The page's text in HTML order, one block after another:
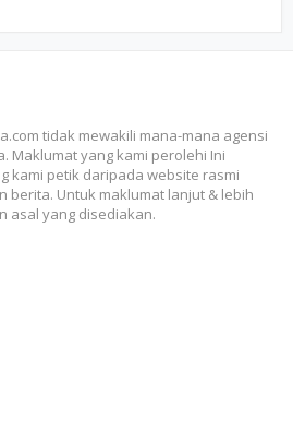
tidak mewakili mana-mana agensi
Maklumat yang kami perolehi Ini
kami petik daripada website rasmi
berita. Untuk maklumat lanjut & lebih
asal yang disediakan.